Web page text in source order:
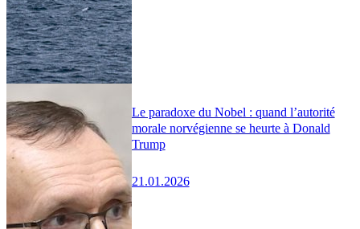
Le paradoxe du Nobel : quand l’autorité
morale norvégienne se heurte à Donald
Trump
21.01.2026